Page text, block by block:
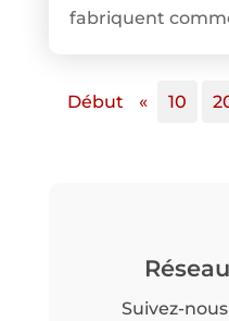
fabriquent
Début « 10
Suivez-